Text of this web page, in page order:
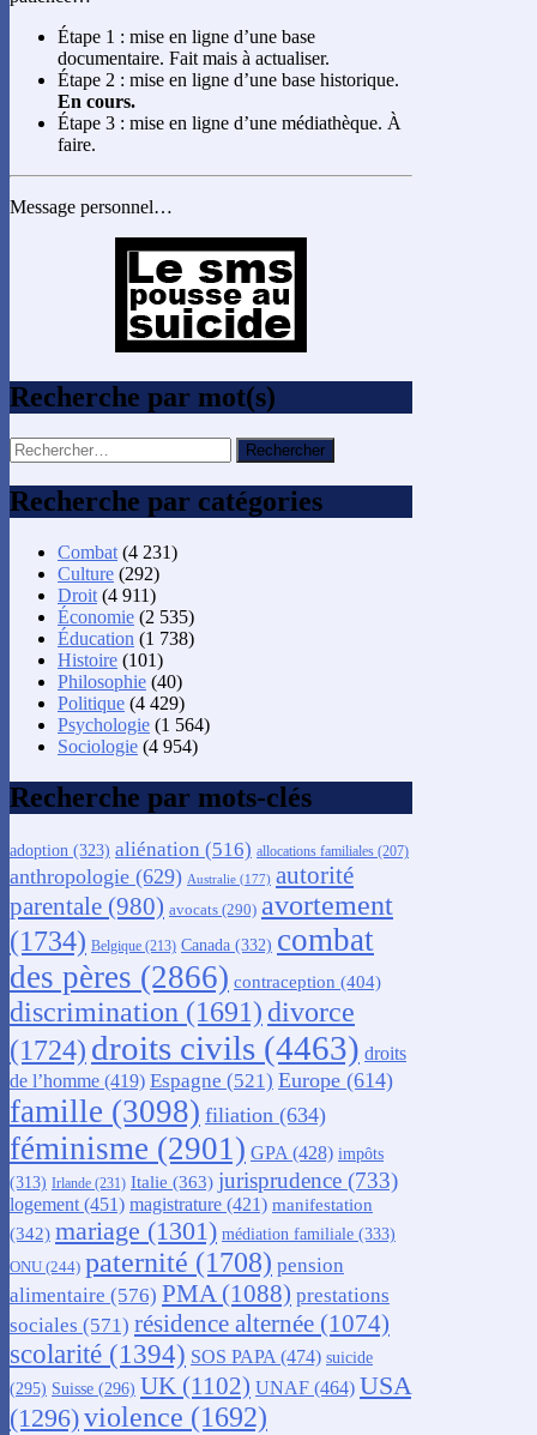
Étape 1 : mise en ligne d’une base
documentaire. Fait mais à actualiser.
Étape 2 : mise en ligne d’une base historique.
En cours.
Étape 3 : mise en ligne d’une médiathèque. À
faire.
Message personnel…
Recherche par mot(s)
Rechercher :
Recherche par catégories
Combat (4 231)
Culture (292)
Droit (4 911)
Économie (2 535)
Éducation (1 738)
Histoire (101)
Philosophie (40)
Politique (4 429)
Psychologie (1 564)
Sociologie (4 954)
Recherche par mots-clés
adoption (323) aliénation (516) allocations familiales (207)
anthropologie (629) Australie (177) autorité
parentale (980) avocats (290) avortement
(1734) Belgique (213) Canada (332) combat
des pères (2866) contraception (404)
discrimination (1691) divorce
(1724) droits civils (4463) droits
de l’homme (419) Espagne (521) Europe (614)
famille (3098) filiation (634)
féminisme (2901) GPA (428) impôts
(313) Irlande (231) Italie (363) jurisprudence (733)
logement (451) magistrature (421) manifestation
(342) mariage (1301) médiation familiale (333)
ONU (244) paternité (1708) pension
alimentaire (576) PMA(1088) prestations
sociales (571) résidence alternée (1074)
scolarité (1394) SOS PAPA(474) suicide
(295) Suisse (296) UK (1102) UNAF (464) USA
(1296)violence (1692)